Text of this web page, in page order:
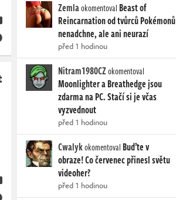
Zemlaokomentoval Beast of
Reincarnation od tvůrců Pokémonů
nenadchne, ale ani neurazí
před 1 hodinou
Nitram1980CZokomentoval
Moonlighter a Breathedge jsou
zdarma na PC. Stačí si je včas
vyzvednout
před 1 hodinou
Cwalykokomentoval Buďte v
obraze! Co červenec přinesl světu
videoher?
před 1 hodinou